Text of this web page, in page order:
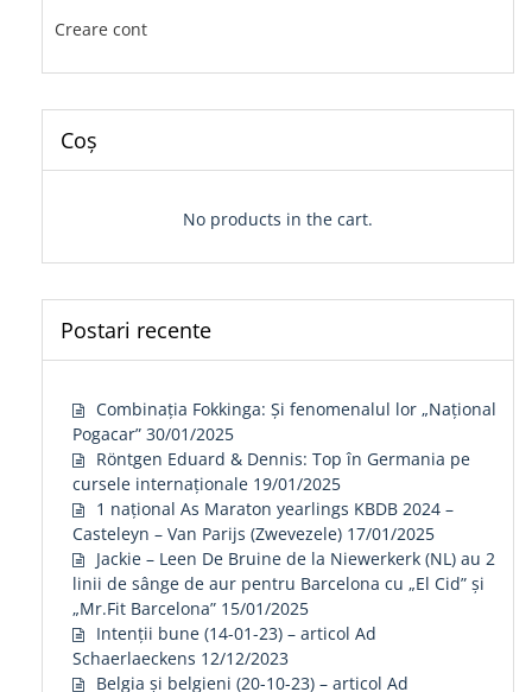
Creare cont
Coș
No products in the cart.
Postari recente
Combinația Fokkinga: Și fenomenalul lor „Național
Pogacar” 30/01/2025
Röntgen Eduard & Dennis: Top în Germania pe
cursele internaționale 19/01/2025
1 național As Maraton yearlings KBDB 2024 –
Casteleyn – Van Parijs (Zwevezele) 17/01/2025
Jackie – Leen De Bruine de la Niewerkerk (NL) au 2
linii de sânge de aur pentru Barcelona cu „El Cid” și
„Mr.Fit Barcelona” 15/01/2025
Intenții bune (14-01-23) – articol Ad
Schaerlaeckens 12/12/2023
Belgia și belgieni (20-10-23) – articol Ad